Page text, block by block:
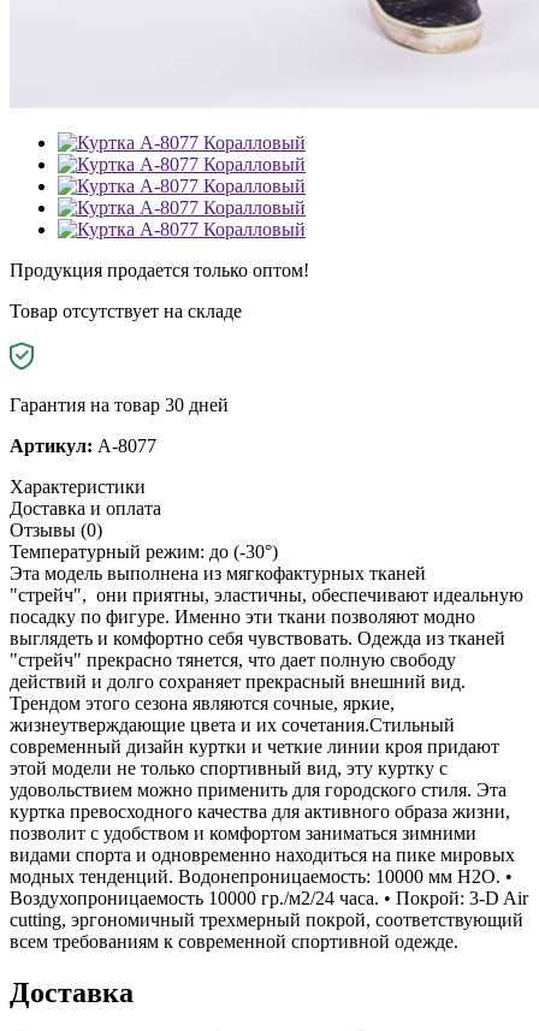
Продукция продается только оптом!
Товар отсутствует на складе
Гарантия на товар 30 дней
Артикул: A-8077
Характеристики
Доставка и оплата
Отзывы (0)
Температурный режим: до (-30°)
Эта модель выполнена из мягкофактурных тканей
"стрейч", они приятны, эластичны, обеспечивают идеальную
посадку по фигуре. Именно эти ткани позволяют модно
выглядеть и комфортно себя чувствовать. Одежда из тканей
"стрейч" прекрасно тянется, что дает полную свободу
действий и долго сохраняет прекрасный внешний вид.
Трендом этого сезона являются сочные, яркие,
жизнеутверждающие цвета и их сочетания.Стильный
современный дизайн куртки и четкие линии кроя придают
этой модели не только спортивный вид, эту куртку с
удовольствием можно применить для городского стиля. Эта
куртка превосходного качества для активного образа жизни,
позволит с удобством и комфортом заниматься зимними
видами спорта и одновременно находиться на пике мировых
модных тенденций. Водонепроницаемость: 10000 мм H2O. •
Воздухопроницаемость 10000 гр./м2/24 часа. • Покрой: 3-D Air
cutting, эргономичный трехмерный покрой, соответствующий
всем требованиям к современной спортивной одежде.
Доставка